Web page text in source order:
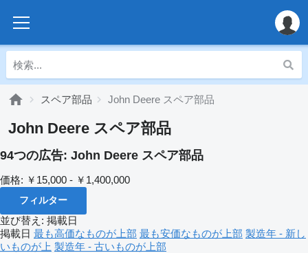
スペア部品 John Deere スペア部品
John Deere スペア部品
94つの広告: John Deere スペア部品
価格: ￥15,000 - ￥1,400,000
フィルター
並び替え : 掲載日
掲載日 最も高価なものが上部 最も安価なものが上部 製造年 - 新し
いものが上 製造年 - 古いものが上部